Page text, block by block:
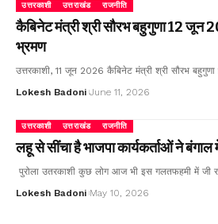
उत्तरकाशी उत्तराखंड राजनीति
कैबिनेट मंत्री श्री सौरभ बहुगुणा 12 जून
भ्रमण
उत्तरकाशी, 11 जून 2026 कैबिनेट मंत्री श्री सौरभ
Lokesh Badoni June 11, 2026
उत्तरकाशी उत्तराखंड राजनीति
लहू से सींचा है भाजपा कार्यकर्ताओं ने
पुरोला उतरकाशी कुछ लोग आज भी इस गलतफहमी में जी
Lokesh Badoni May 10, 2026